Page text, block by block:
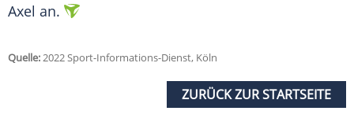
Axel an.
Quelle:2022 Sport-Informations-Dienst, Köln
ZURÜCK ZUR STARTSEITE